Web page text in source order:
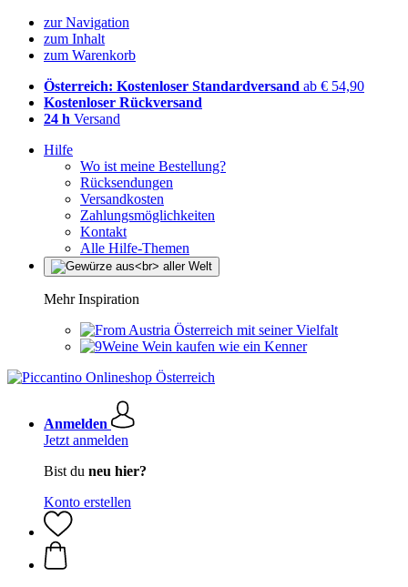
zur Navigation
zum Inhalt
zum Warenkorb
Österreich: Kostenloser Standardversand ab € 54,90
Kostenloser Rückversand
24 h Versand
Hilfe
Wo ist meine Bestellung?
Rücksendungen
Versandkosten
Zahlungsmöglichkeiten
Kontakt
Alle Hilfe-Themen
Mehr Inspiration
Österreich mit seiner Vielfalt
Wein kaufen wie ein Kenner
Anmelden
Jetzt anmelden
Bist du neu hier?
Konto erstellen